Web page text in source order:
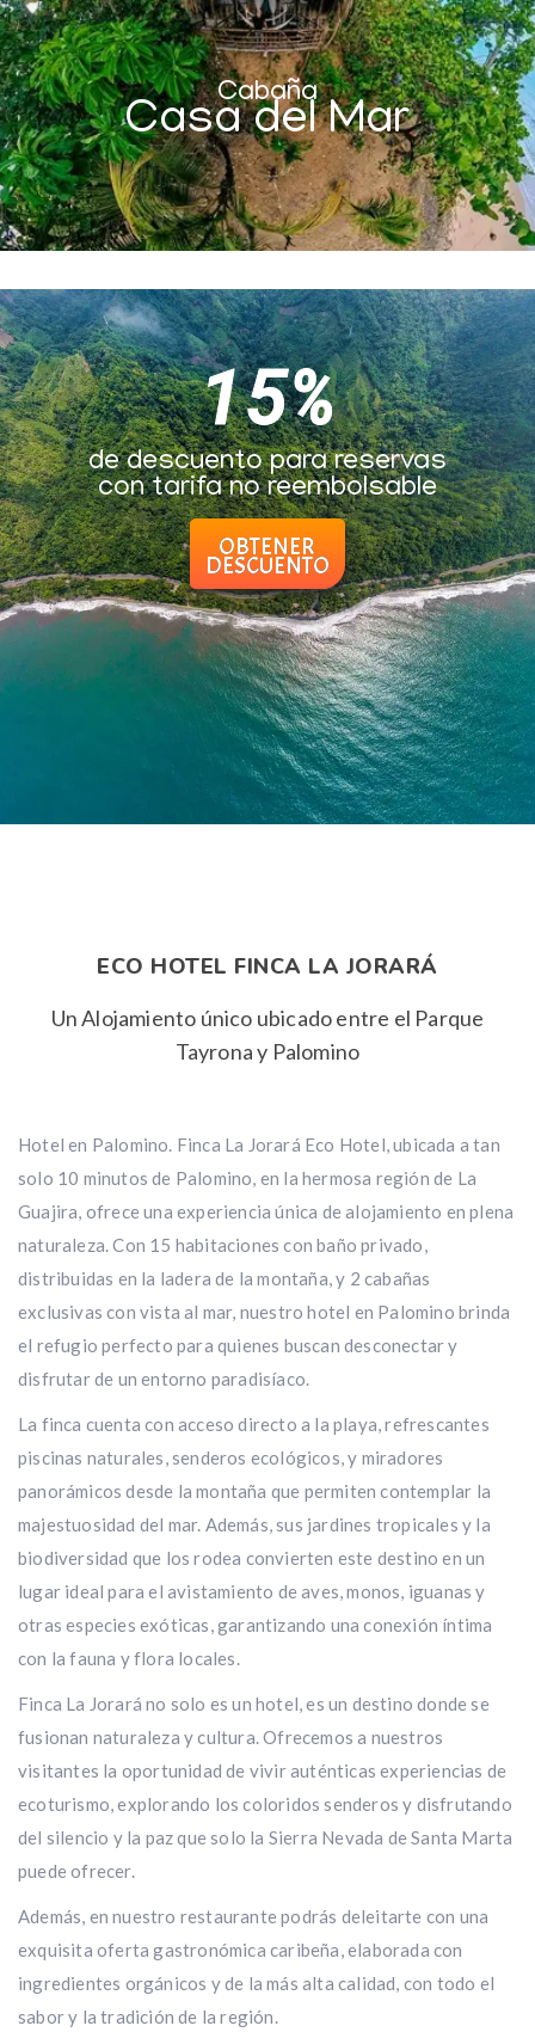
Casa del Mar
Cabaña
15%
con tarifa no reembolsable
de descuento para reservas
OBTENER
DESCUENTO
ECO HOTEL FINCA LA JORARÁ
Un Alojamiento único ubicado entre el Parque
Tayrona y Palomino
Hotel en Palomino. Finca La Jorará Eco Hotel, ubicada a tan
solo 10 minutos de Palomino, en la hermosa región de La
Guajira, ofrece una experiencia única de alojamiento en plena
naturaleza. Con 15 habitaciones con baño privado,
distribuidas en la ladera de la montaña, y 2 cabañas
exclusivas con vista al mar, nuestro hotel en Palomino brinda
el refugio perfecto para quienes buscan desconectar y
disfrutar de un entorno paradisíaco.
La finca cuenta con acceso directo a la playa, refrescantes
piscinas naturales, senderos ecológicos, y miradores
panorámicos desde la montaña que permiten contemplar la
majestuosidad del mar. Además, sus jardines tropicales y la
biodiversidad que los rodea convierten este destino en un
lugar ideal para el avistamiento de aves, monos, iguanas y
otras especies exóticas, garantizando una conexión íntima
con la fauna y flora locales.
Finca La Jorará no solo es un hotel, es un destino donde se
fusionan naturaleza y cultura. Ofrecemos a nuestros
visitantes la oportunidad de vivir auténticas experiencias de
ecoturismo, explorando los coloridos senderos y disfrutando
del silencio y la paz que solo la Sierra Nevada de Santa Marta
puede ofrecer.
Además, en nuestro restaurante podrás deleitarte con una
exquisita oferta gastronómica caribeña, elaborada con
ingredientes orgánicos y de la más alta calidad, con todo el
sabor y la tradición de la región.